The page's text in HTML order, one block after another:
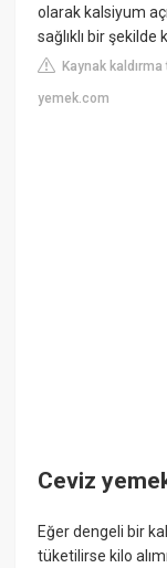
olarak kalsiyum
sağlıklı bir şekilde
Kaynak
yemek.com
Ceviz
Eğer dengeli bir
tüketilirse kilo